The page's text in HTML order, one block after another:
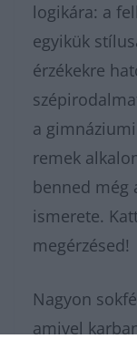
logikára: a
egyikük
érzékekre
a
remek
benned még
ismerete.
megérzésed!
Nagyon
amivel